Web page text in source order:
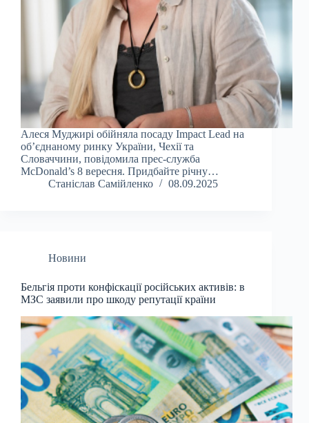
Алеся Муджирі обійняла посаду Impact Lead на
об’єднаному ринку України, Чехії та
Словаччини, повідомила прес-служба
McDonald’s 8 вересня. Придбайте річну…
Станіслав Самійленко
08.09.2025
Новини
Бельгія проти конфіскації російських активів: в
МЗС заявили про шкоду репутації країни